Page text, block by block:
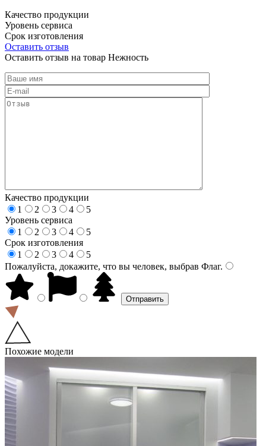
Качество продукции
Уровень сервиса
Срок изготовления
Оставить отзыв
Оставить отзыв на товар Нежность
Качество продукции
1
2 3 4
5
Уровень сервиса
1
2 3 4
5
Срок изготовления
1
2 3 4
5
Пожалуйста, докажите, что вы человек, выбрав Флаг.
Похожие модели